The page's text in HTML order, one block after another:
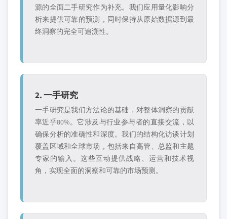
源的全面二手研究作为补充。我们应用量化影响分
析来提供可靠的预测，同时保持从原始数据源到最
终洞察的完全可追溯性。
2. 一手研究
一手研究是我们方法论的基础，对整体洞察的贡献
率近乎80%。它涉及与行业参与者的直接交流，以
确保分析的准确性和深度。我们的结构化访谈计划
覆盖区域和全球市场，包括来自高管、总监和主题
专家的输入。这些互动提供战略、运营和技术视
角，实现全面的洞察和可靠的市场预测。